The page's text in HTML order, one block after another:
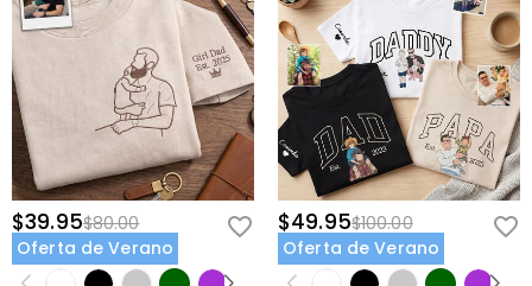
$39.95$80.00
Oferta de Verano
$49.95$100.00
Oferta de Verano